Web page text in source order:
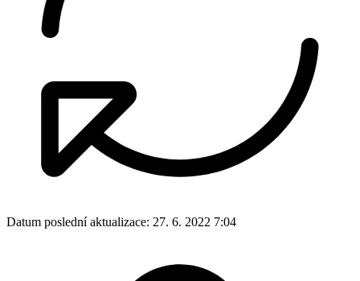
Datum poslední aktualizace: 27. 6. 2022 7:04